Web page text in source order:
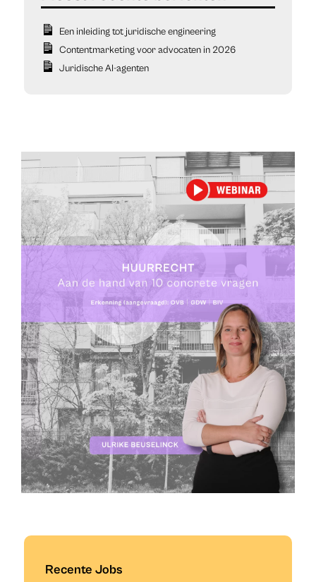
Een inleiding tot juridische engineering
Contentmarketing voor advocaten in 2026
Juridische AI-agenten
Recente Jobs